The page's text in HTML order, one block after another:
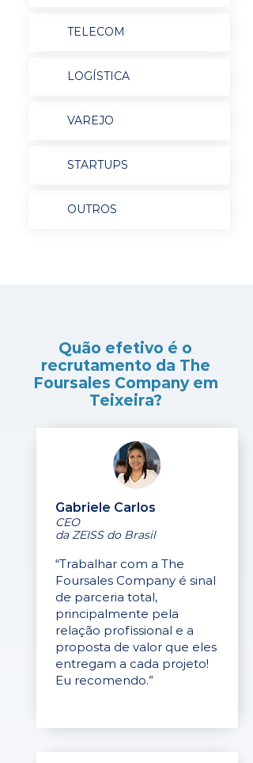
TELECOM
LOGÍSTICA
VAREJO
STARTUPS
OUTROS
Quão efetivo é o
recrutamento da The
Foursales Company em
Teixeira?
Gabriele Carlos
CEO
da ZEISS do Brasil
“Trabalhar com a The
Foursales Company é sinal
de parceria total,
principalmente pela
relação profissional e a
proposta de valor que eles
entregam a cada projeto!
Eu recomendo.”